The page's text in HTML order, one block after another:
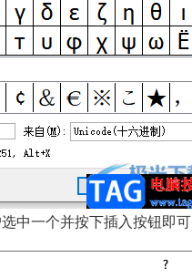
中一个并按下插入按钮即可